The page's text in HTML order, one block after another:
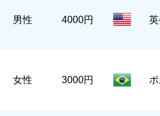
男性 4000円
女性 3000円